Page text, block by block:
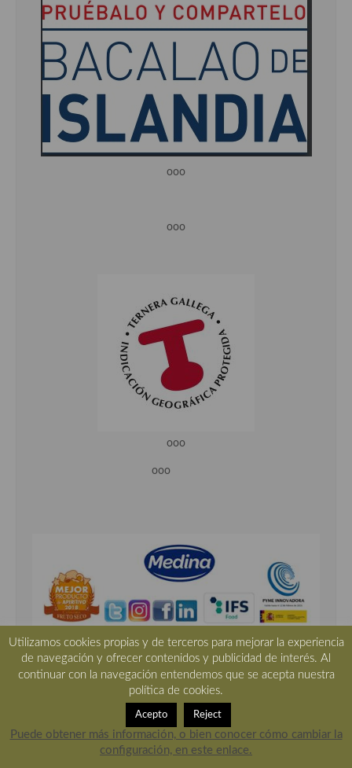
ooo
ooo
ooo
ooo
ooo
Utilizamos cookies propias y de terceros para mejorar la experiencia
de navegación y ofrecer contenidos y publicidad de interés. Al
continuar con la navegación entendemos que se acepta nuestra
política de cookies.
Acepto Reject
Puede obtener más información, o bien conocer cómo cambiar la
configuración, en este enlace.